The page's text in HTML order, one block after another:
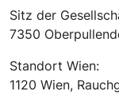
Sitz der
7350
Standort Wien:
1120 Wien,